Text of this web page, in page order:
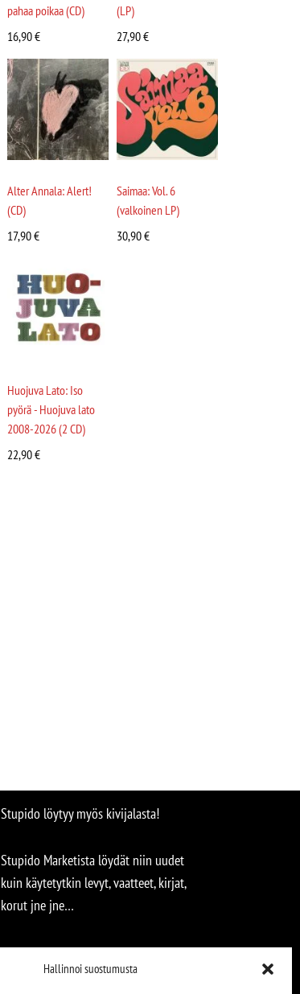
Hallinnoi suostumusta
pahaa poikaa (CD)
16,90€
(LP)
27,90€
Alter Annala: Alert!
(CD)
17,90€
Saimaa: Vol. 6
(valkoinen LP)
30,90€
Huojuva Lato: Iso
pyörä - Huojuva lato
2008-2026 (2 CD)
22,90€
Stupido löytyy myös kivijalasta!
Stupido Marketista löydät niin uudet
kuin käytetytkin levyt, vaatteet, kirjat,
korut jne jne…